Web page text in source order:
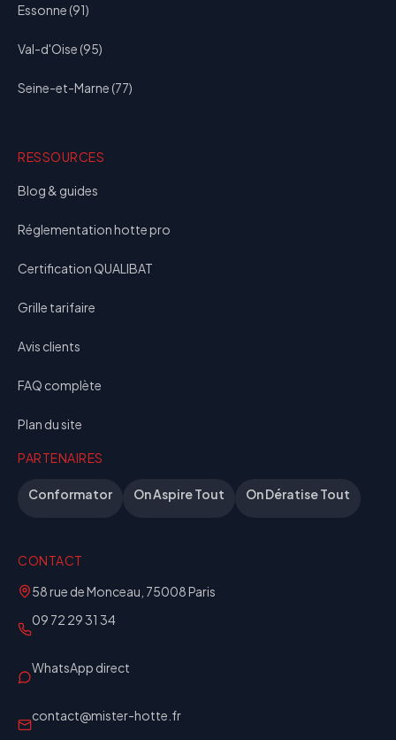
Essonne (91)
Val-d'Oise (95)
Seine-et-Marne (77)
RESSOURCES
Blog & guides
Réglementation hotte pro
Certification QUALIBAT
Grille tarifaire
Avis clients
FAQ complète
Plan du site
PARTENAIRES
Conformator On Aspire Tout On Dératise Tout
CONTACT
58 rue de Monceau, 75008 Paris
09 72 29 31 34
WhatsApp direct
contact@mister-hotte.fr